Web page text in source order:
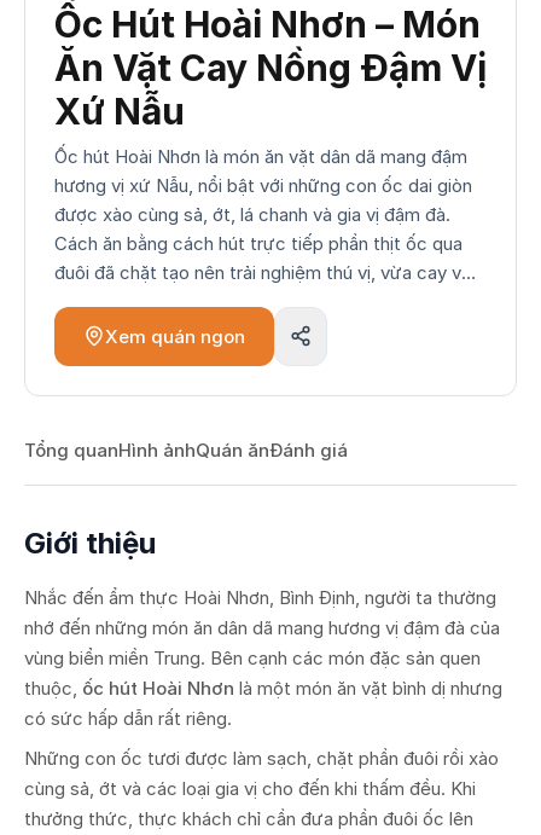
Ốc Hút Hoài Nhơn – Món
Ăn Vặt Cay Nồng Đậm Vị
Xứ Nẫu
Ốc hút Hoài Nhơn là món ăn vặt dân dã mang đậm
hương vị xứ Nẫu, nổi bật với những con ốc dai giòn
được xào cùng sả, ớt, lá chanh và gia vị đậm đà.
Cách ăn bằng cách hút trực tiếp phần thịt ốc qua
đuôi đã chặt tạo nên trải nghiệm thú vị, vừa cay vừa
chế biến và bí quyết thưởng thức ốc hút chuẩn vị
Hoài Nhơn trong bài viết này để hiểu hơn về món
Xem quán ngon
Tổng quanHình ảnhQuán ănĐánh giá
Giới thiệu
Nhắc đến ẩm thực Hoài Nhơn, Bình Định, người ta thường
nhớ đến những món ăn dân dã mang hương vị đậm đà của
vùng biển miền Trung. Bên cạnh các món đặc sản quen
thuộc, ốc hút Hoài Nhơn là một món ăn vặt bình dị nhưng
có sức hấp dẫn rất riêng.
Những con ốc tươi được làm sạch, chặt phần đuôi rồi xào
cùng sả, ớt và các loại gia vị cho đến khi thấm đều. Khi
thưởng thức, thực khách chỉ cần đưa phần đuôi ốc lên